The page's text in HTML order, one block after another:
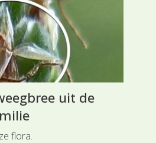
uit de
flora.